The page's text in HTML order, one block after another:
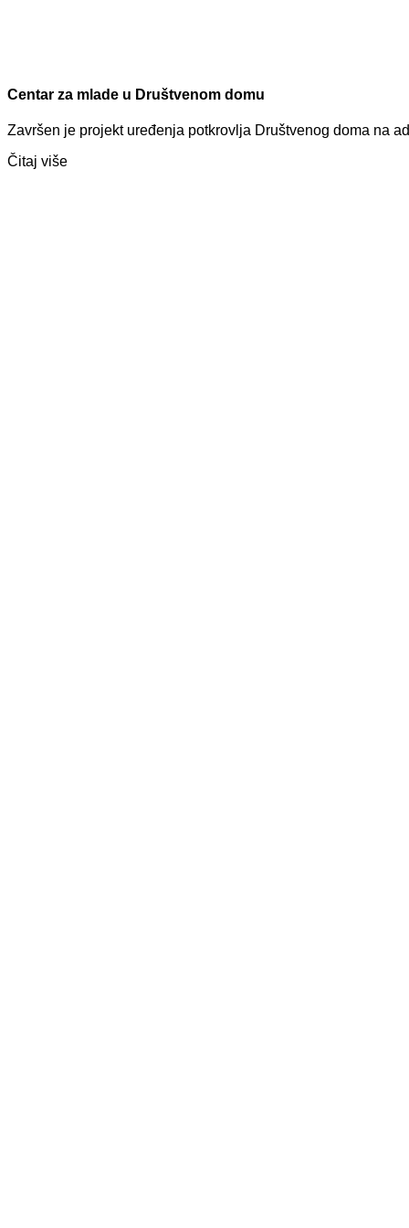
Centar za mlade u Društvenom domu
Završen je projekt uređenja potkrovlja Društvenog doma na
Čitaj više